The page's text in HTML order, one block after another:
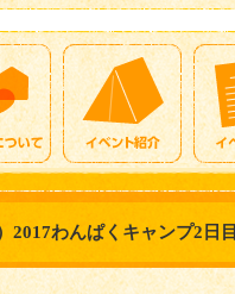
2017わんぱくキャンプ2日目